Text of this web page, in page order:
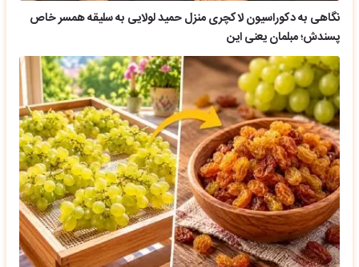
نگاهی به دکوراسیون لاکچری منزل حمید لولایی به سلیقه همسر خاص
پسندش؛ مبلمان یعنی این